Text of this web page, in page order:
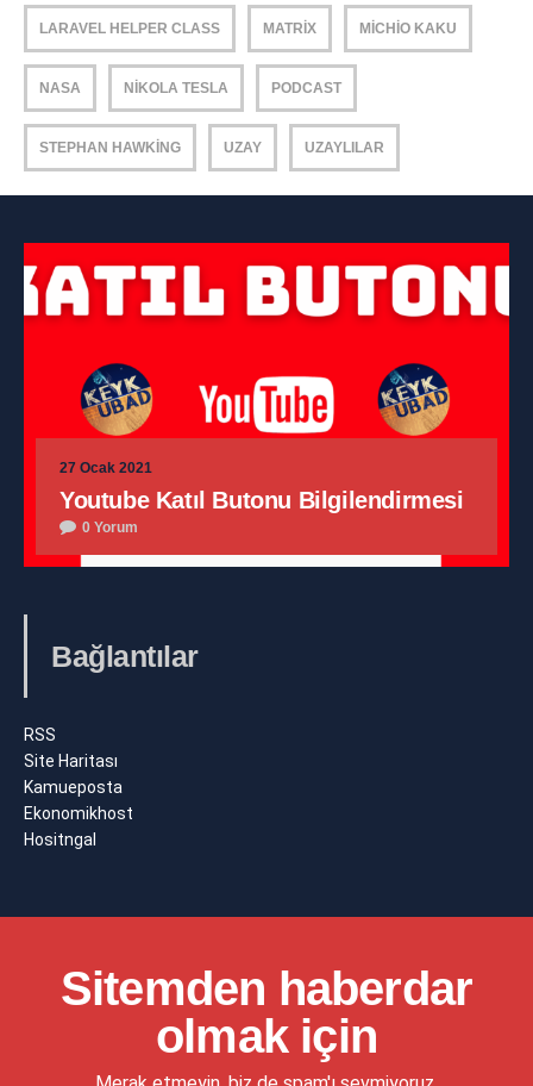
LARAVEL HELPER CLASS MATRIX MICHIO KAKU
NASA NIKOLA TESLA PODCAST
STEPHAN HAWKING UZAY UZAYLILAR
27 Ocak 2021
Youtube Katıl Butonu Bilgilendirmesi
0 Yorum
Bağlantılar
RSS
Site Haritası
Kamueposta
Ekonomikhost
Hositngal
Sitemden haberdar
olmak için